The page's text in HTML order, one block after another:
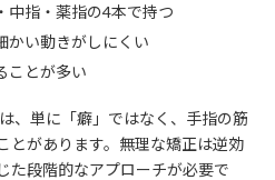
中指・薬指の4本で持つ
かい動きがしにくい
ことが多い
、単に「癖」ではなく、手指の筋
とがあります。無理な矯正は逆効
た段階的なアプローチが必要で